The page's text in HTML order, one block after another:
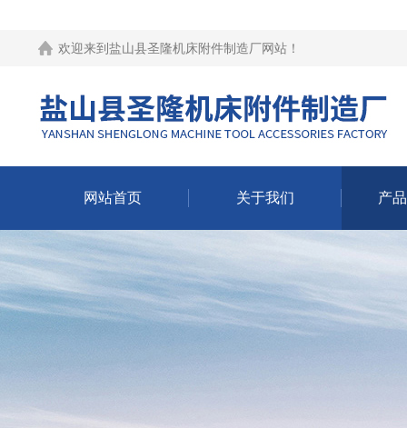
欢迎来到 盐山县圣隆机床附件制造厂网站 ！
网站首页 关于我们 产